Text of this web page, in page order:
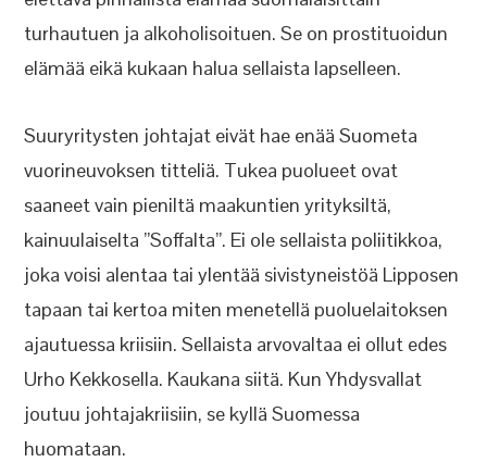
turhautuen ja alkoholisoituen. Se on prostituoidun
elämää eikä kukaan halua sellaista lapselleen.
Suuryritysten johtajat eivät hae enää Suometa
vuorineuvoksen titteliä. Tukea puolueet ovat
saaneet vain pieniltä maakuntien yrityksiltä,
kainuulaiselta ”Soffalta”. Ei ole sellaista poliitikkoa,
joka voisi alentaa tai ylentää sivistyneistöä Lipposen
tapaan tai kertoa miten menetellä puoluelaitoksen
ajautuessa kriisiin. Sellaista arvovaltaa ei ollut edes
Urho Kekkosella. Kaukana siitä. Kun Yhdysvallat
joutuu johtajakriisiin, se kyllä Suomessa
huomataan.